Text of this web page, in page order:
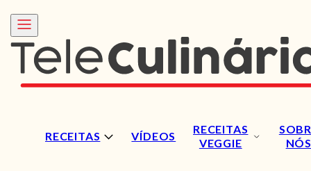
RECEITAS VÍDEOS
RECEITAS
VEGGIE
NÓS